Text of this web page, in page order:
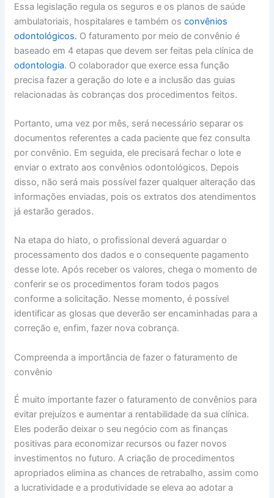
Essa legislação regula os seguros e os planos de saúde
ambulatoriais, hospitalares e também os convênios
odontológicos. O faturamento por meio de convênio é
baseado em 4 etapas que devem ser feitas pela clínica de
odontologia. O colaborador que exerce essa função
precisa fazer a geração do lote e a inclusão das guias
relacionadas às cobranças dos procedimentos feitos.
Portanto, uma vez por mês, será necessário separar os
documentos referentes a cada paciente que fez consulta
por convênio. Em seguida, ele precisará fechar o lote e
enviar o extrato aos convênios odontológicos. Depois
disso, não será mais possível fazer qualquer alteração das
informações enviadas, pois os extratos dos atendimentos
já estarão gerados.
Na etapa do hiato, o profissional deverá aguardar o
processamento dos dados e o consequente pagamento
desse lote. Após receber os valores, chega o momento de
conferir se os procedimentos foram todos pagos
conforme a solicitação. Nesse momento, é possível
identificar as glosas que deverão ser encaminhadas para a
correção e, enfim, fazer nova cobrança.
Compreenda a importância de fazer o faturamento de
convênio
É muito importante fazer o faturamento de convênios para
evitar prejuízos e aumentar a rentabilidade da sua clínica.
Eles poderão deixar o seu negócio com as finanças
positivas para economizar recursos ou fazer novos
investimentos no futuro. A criação de procedimentos
apropriados elimina as chances de retrabalho, assim como
a lucratividade e a produtividade se eleva ao adotar a